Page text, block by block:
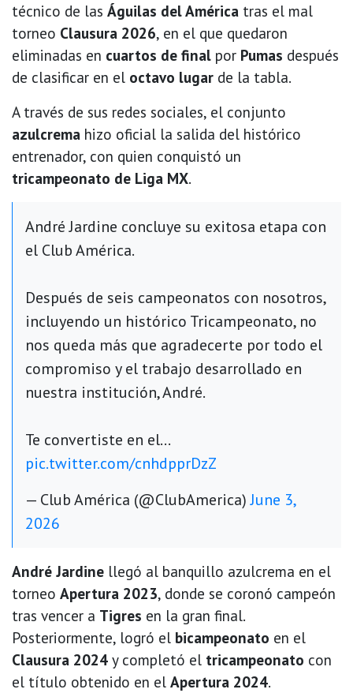
técnico de las Águilas del América tras el mal
torneo Clausura 2026, en el que quedaron
eliminadas en cuartos de final por Pumas después
de clasificar en el octavo lugar de la tabla.
A través de sus redes sociales, el conjunto
azulcrema hizo oficial la salida del histórico
entrenador, con quien conquistó un
tricampeonato de Liga MX.
André Jardine concluye su exitosa etapa con
el Club América.
Después de seis campeonatos con nosotros,
incluyendo un histórico Tricampeonato, no
nos queda más que agradecerte por todo el
compromiso y el trabajo desarrollado en
nuestra institución, André.
Te convertiste en el…
pic.twitter.com/cnhdpprDzZ
— Club América (@ClubAmerica)June 3,
2026
André Jardine llegó al banquillo azulcrema en el
torneo Apertura 2023, donde se coronó campeón
tras vencer a Tigres en la gran final.
Posteriormente, logró el bicampeonato en el
Clausura 2024 y completó el tricampeonato con
el título obtenido en el Apertura 2024.